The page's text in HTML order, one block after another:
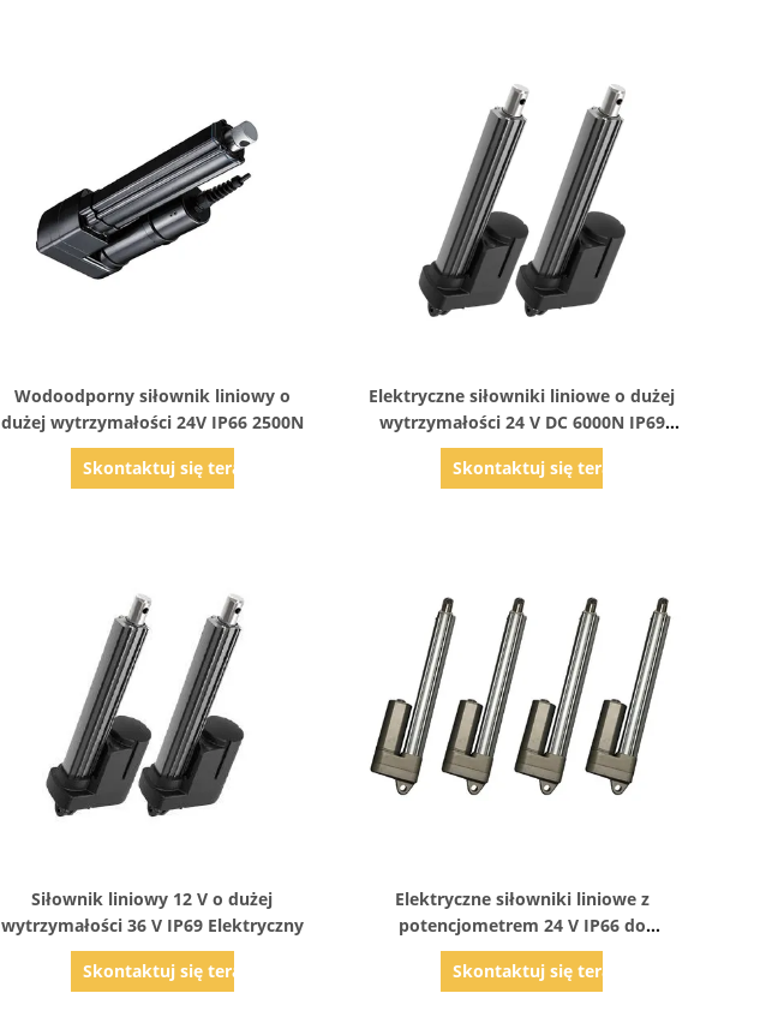
Wodoodporny siłownik liniowy o
dużej wytrzymałości 24V IP66 2500N
Skontaktuj się teraz
Elektryczne siłowniki liniowe o dużej
wytrzymałości 24 V DC 6000N IP69
Niski poziom hałasu
Skontaktuj się teraz
Siłownik liniowy 12 V o dużej
wytrzymałości 36 V IP69 Elektryczny
Skontaktuj się teraz
Elektryczne siłowniki liniowe z
potencjometrem 24 V IP66 do
zastosowań w środowisku biurowym
Skontaktuj się teraz